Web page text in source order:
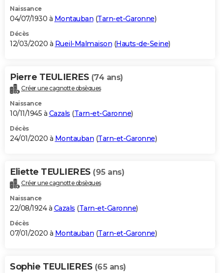
Naissance
04/07/1930 à Montauban (Tarn-et-Garonne)
Décès
12/03/2020 à Rueil-Malmaison (Hauts-de-Seine)
Pierre TEULIERES (74 ans)
Créer une cagnotte obsèques
Naissance
10/11/1945 à Cazals (Tarn-et-Garonne)
Décès
24/01/2020 à Montauban (Tarn-et-Garonne)
Eliette TEULIERES (95 ans)
Créer une cagnotte obsèques
Naissance
22/08/1924 à Cazals (Tarn-et-Garonne)
Décès
07/01/2020 à Montauban (Tarn-et-Garonne)
Sophie TEULIERES (65 ans)